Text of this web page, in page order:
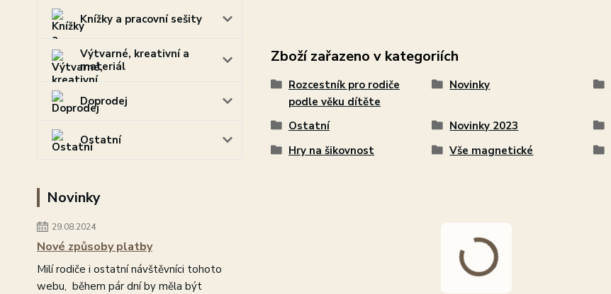
Knížky a pracovní sešity
Výtvarné, kreativní a
materiál
Doprodej
Ostatní
Novinky
29.08.2024
Nové způsoby platby
Milí rodiče i ostatní návštěvníci tohoto
webu, během pár dní by měla být
Zboží zařazeno v kategoriích
Rozcestník pro rodiče
podle věku dítěte
Novinky
Ostatní Novinky 2023
Hry na šikovnost
Vše magnetické